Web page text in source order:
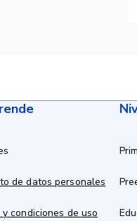
de datos personales
y condiciones de uso